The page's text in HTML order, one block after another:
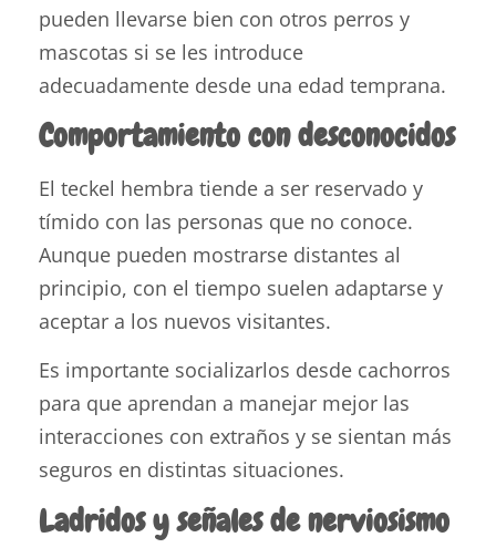
pueden llevarse bien con otros perros y
mascotas si se les introduce
adecuadamente desde una edad temprana.
Comportamiento con desconocidos
El teckel hembra tiende a ser reservado y
tímido con las personas que no conoce.
Aunque pueden mostrarse distantes al
principio, con el tiempo suelen adaptarse y
aceptar a los nuevos visitantes.
Es importante socializarlos desde cachorros
para que aprendan a manejar mejor las
interacciones con extraños y se sientan más
seguros en distintas situaciones.
Ladridos y señales de nerviosismo